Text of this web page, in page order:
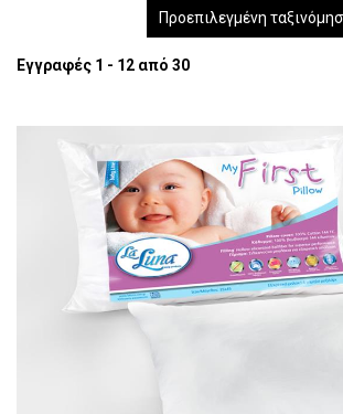
Προεπιλεγμένη
Εγγραφές 1 - 12 από 30